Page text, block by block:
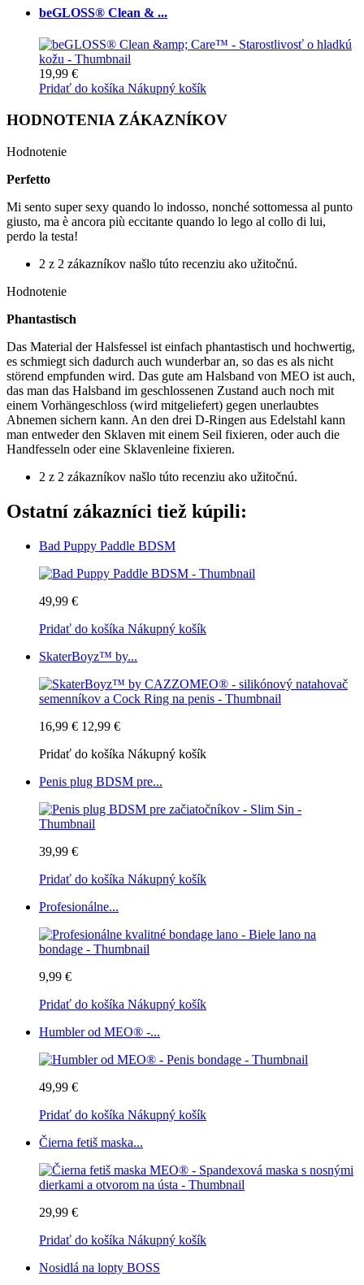
beGLOSS® Clean & ...
19,99 €
Pridať do košíka Nákupný košík
HODNOTENIA ZÁKAZNÍKOV
Hodnotenie
Perfetto
Mi sento super sexy quando lo indosso, nonché sottomessa al punto
giusto, ma è ancora più eccitante quando lo lego al collo di lui,
perdo la testa!
2 z 2 zákazníkov našlo túto recenziu ako užitočnú.
Hodnotenie
Phantastisch
Das Material der Halsfessel ist einfach phantastisch und hochwertig,
es schmiegt sich dadurch auch wunderbar an, so das es als nicht
störend empfunden wird. Das gute am Halsband von MEO ist auch,
das man das Halsband im geschlossenen Zustand auch noch mit
einem Vorhängeschloss (wird mitgeliefert) gegen unerlaubtes
Abnemen sichern kann. An den drei D-Ringen aus Edelstahl kann
man entweder den Sklaven mit einem Seil fixieren, oder auch die
Handfesseln oder eine Sklavenleine fixieren.
2 z 2 zákazníkov našlo túto recenziu ako užitočnú.
Ostatní zákazníci tiež kúpili:
Bad Puppy Paddle BDSM
49,99 €
Pridať do košíka Nákupný košík
SkaterBoyz™ by...
16,99 € 12,99 €
Pridať do košíka Nákupný košík
Penis plug BDSM pre...
39,99 €
Pridať do košíka Nákupný košík
Profesionálne...
9,99 €
Pridať do košíka Nákupný košík
Humbler od MEO® -...
49,99 €
Pridať do košíka Nákupný košík
Čierna fetiš maska...
29,99 €
Pridať do košíka Nákupný košík
Nosidlá na lopty BOSS